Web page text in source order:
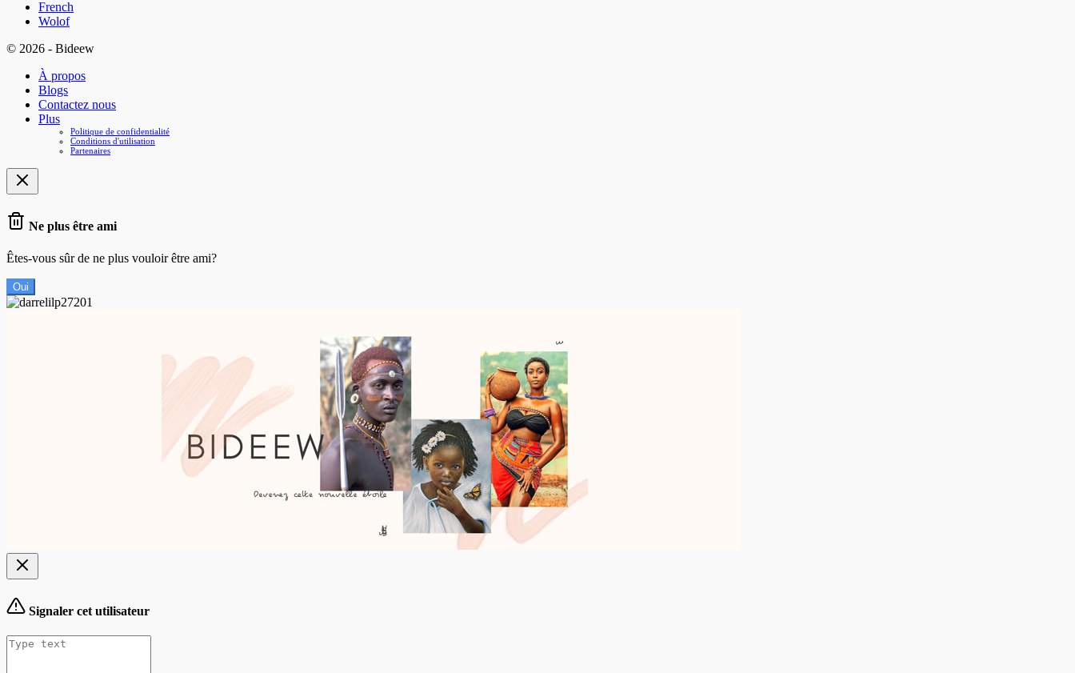
French
Wolof
© 2026 - Bideew
À propos
Blogs
Contactez nous
Plus
Politique de confidentialité
Conditions d'utilisation
Partenaires
Ne plus être ami
Êtes-vous sûr de ne plus vouloir être ami?
Oui
Signaler cet utilisateur